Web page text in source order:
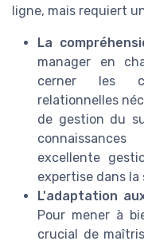
ligne, mais requiert
La
manager en
cerner les
relationnelles
de gestion du
excellente
expertise dans
L'adaptation
Pour mener à
crucial de